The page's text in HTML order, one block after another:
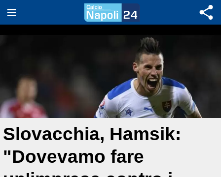
Slovacchia, Hamsik:
"Dovevamo fare